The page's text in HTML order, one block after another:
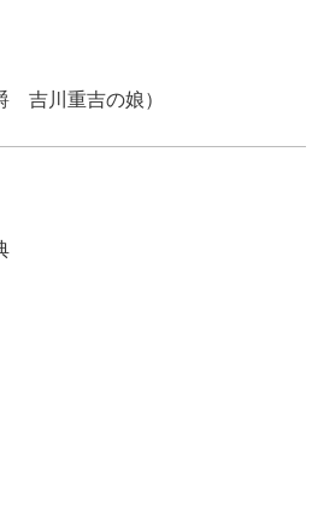
川重吉の娘）